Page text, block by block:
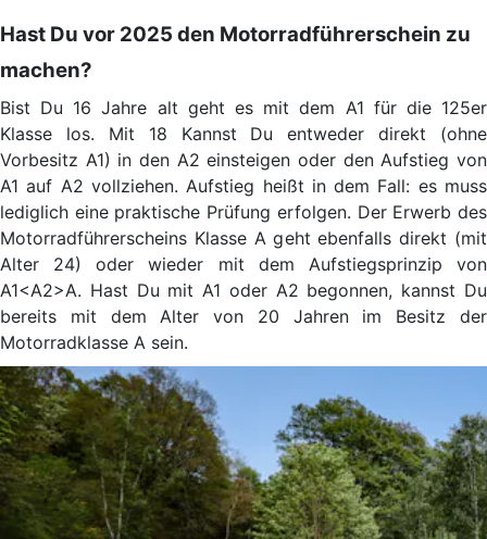
Hast Du vor 2025 den Motorradführerschein zu
machen?
Bist Du 16 Jahre alt geht es mit dem A1 für die 125er
Klasse los. Mit 18 Kannst Du entweder direkt (ohne
Vorbesitz A1) in den A2 einsteigen oder den Aufstieg von
A1 auf A2 vollziehen. Aufstieg heißt in dem Fall: es muss
lediglich eine praktische Prüfung erfolgen. Der Erwerb des
Motorradführerscheins Klasse A geht ebenfalls direkt (mit
Alter 24) oder wieder mit dem Aufstiegsprinzip von
A1<A2>A. Hast Du mit A1 oder A2 begonnen, kannst Du
bereits mit dem Alter von 20 Jahren im Besitz der
Motorradklasse A sein.